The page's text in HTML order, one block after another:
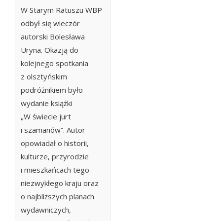
W Starym Ratuszu WBP
odbył się wieczór
autorski Bolesława
Uryna. Okazją do
kolejnego spotkania
z olsztyńskim
podróżnikiem było
wydanie książki
„W świecie jurt
i szamanów”. Autor
opowiadał o historii,
kulturze, przyrodzie
i mieszkańcach tego
niezwykłego kraju oraz
o najbliższych planach
wydawniczych,